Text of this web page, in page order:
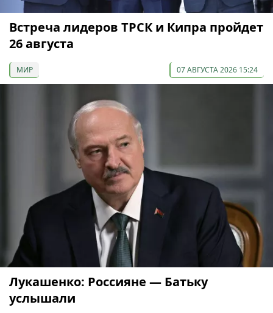
Встреча лидеров ТРСК и Кипра пройдет
26 августа
МИР 07 АВГУСТА 2026 15:24
Лукашенко: Россияне — Батьку
услышали